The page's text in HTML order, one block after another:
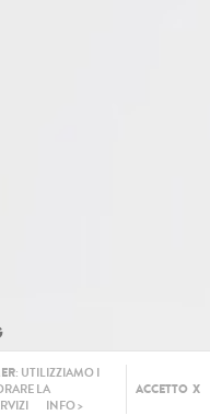
: UTILIZZIAMO I
LA
INFO >
ACCETTO X